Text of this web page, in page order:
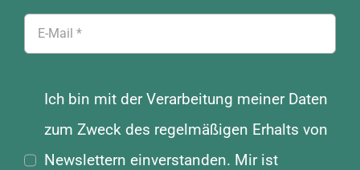
Ich bin mit der Verarbeitung meiner Daten
zum Zweck des regelmäßigen Erhalts von
Newslettern einverstanden. Mir ist